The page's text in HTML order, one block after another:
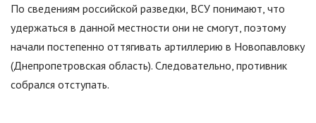
По сведениям российской разведки, ВСУ понимают, что
удержаться в данной местности они не смогут, поэтому
начали постепенно оттягивать артиллерию в Новопавловку
(Днепропетровская область). Следовательно, противник
собрался отступать.